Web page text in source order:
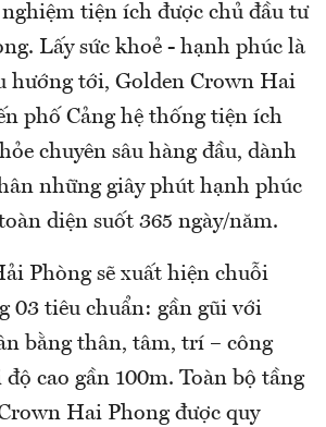
tiện ích được chủ đầu tư
Lấy sức khoẻ - hạnh phúc là
hướng tới, Golden Crown Hai
phố Cảng hệ thống tiện ích
chuyên sâu hàng đầu, dành
những giây phút hạnh phúc
diện suốt 365 ngày/năm.
Phòng sẽ xuất hiện chuỗi
03 tiêu chuẩn: gần gũi với
bằng thân, tâm, trí – công
cao gần 100m. Toàn bộ tầng
Hai Phong được quy